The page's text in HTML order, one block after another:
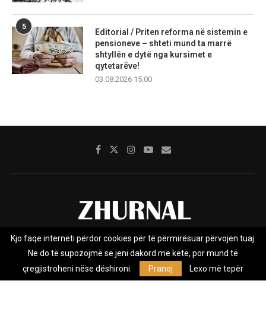
5
Editorial / Priten reforma në sistemin e
pensioneve – shteti mund ta marrë
shtyllën e dytë nga kursimet e
qytetarëve!
03.08.2026 15:00
Rreth nesh Impresumi Marketing
Kontakt
Privacy Policy
Zhurnal.mk është Agjenci e Lajmeve e pavarur, e themeluar në vitin
Kjo faqe interneti përdor cookies për të përmirësuar përvojën tuaj.
Ne do të supozojmë se jeni dakord me këtë, por mund të
çregjistroheni nëse dëshironi.
Pranoj Lexo më tepër